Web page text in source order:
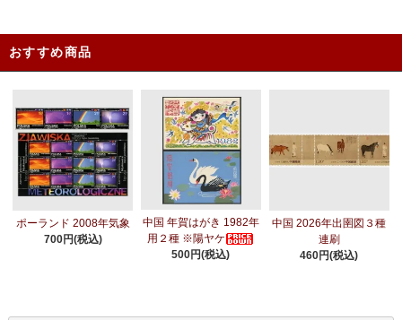
おすすめ商品
ポーランド 2008年気象
700円(税込)
中国 年賀はがき 1982年
用２種 ※陽ヤケ
500円(税込)
中国 2026年出圉図３種
連刷
460円(税込)